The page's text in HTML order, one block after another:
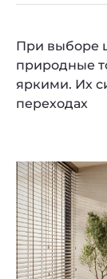
При выборе
природные
яркими. Их
переходах